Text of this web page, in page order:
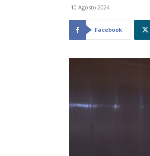
10 Agosto 2024
Facebook